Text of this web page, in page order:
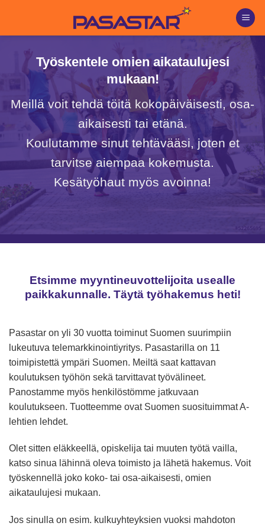
content
Työskentele omien aikataulujesi
mukaan!
Meillä voit tehdä töitä kokopäiväisesti, osa-
aikaisesti tai etänä.
Koulutamme sinut tehtävääsi, joten et
tarvitse aiempaa kokemusta.
Kesätyöhaut myös avoinna!
Etsimme myyntineuvottelijoita usealle
paikkakunnalle. Täytä työhakemus heti!
Pasastar on yli 30 vuotta toiminut Suomen suurimpiin
lukeutuva telemarkkinointiyritys. Pasastarilla on 11
toimipistettä ympäri Suomen. Meiltä saat kattavan
koulutuksen työhön sekä tarvittavat työvälineet.
Panostamme myös henkilöstömme jatkuvaan
koulutukseen. Tuotteemme ovat Suomen suosituimmat A-
lehtien lehdet.
Olet sitten eläkkeellä, opiskelija tai muuten työtä vailla,
katso sinua lähinnä oleva toimisto ja lähetä hakemus. Voit
työskennellä joko koko- tai osa-aikaisesti, omien
aikataulujesi mukaan.
Jos sinulla on esim. kulkuyhteyksien vuoksi mahdoton